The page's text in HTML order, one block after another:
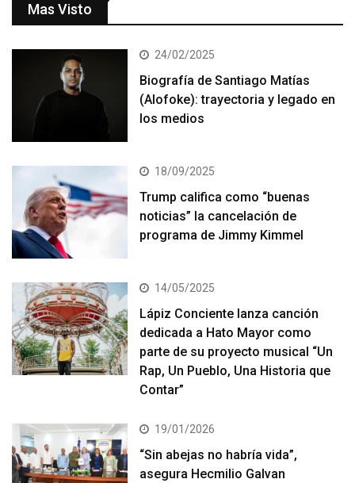
Mas Visto
24/02/2025
Biografía de Santiago Matías
(Alofoke): trayectoria y legado en
los medios
18/09/2025
Trump califica como “buenas
noticias” la cancelación de
programa de Jimmy Kimmel
14/05/2025
Lápiz Conciente lanza canción
dedicada a Hato Mayor como
parte de su proyecto musical “Un
Rap, Un Pueblo, Una Historia que
Contar”
19/01/2026
“Sin abejas no habría vida”,
asegura Hecmilio Galvan